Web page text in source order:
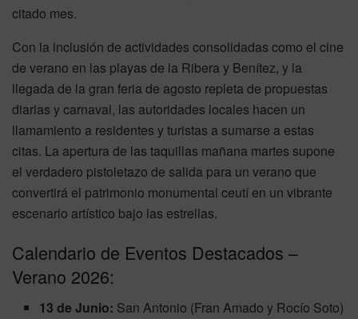
citado mes.
Con la inclusión de actividades consolidadas como el cine
de verano en las playas de la Ribera y Benítez, y la
llegada de la gran feria de agosto repleta de propuestas
diarias y carnaval, las autoridades locales hacen un
llamamiento a residentes y turistas a sumarse a estas
citas. La apertura de las taquillas mañana martes supone
el verdadero pistoletazo de salida para un verano que
convertirá el patrimonio monumental ceutí en un vibrante
escenario artístico bajo las estrellas.
Calendario de Eventos Destacados –
Verano 2026:
13 de Junio: San Antonio (Fran Amado y Rocío Soto)